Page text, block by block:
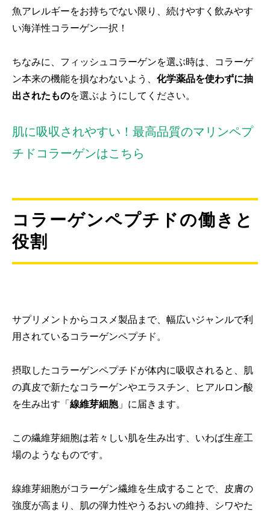
魚アレルギーをお持ちでない限り、続けやすく飲みやす
い海洋性コラーゲン一択！
ちなみに、フィッシュコラーゲンを選ぶ時は、コラーゲ
ン本来の機能を損なわないよう、 化学薬品を使わずに抽
出されたものを選ぶようにしてください。
肌に吸収されやすい！最高品質のマリンペプ
チドコラーゲンはこちら
コラーゲンペプチドの働きと
役割
サプリメントからコスメ製品まで、幅広いジャンルで利
用されているコラーゲンペプチド。
摂取したコラーゲンペプチドが体内に吸収されると、肌
の真皮で新たなコラーゲンやエラスチン、ヒアルロン酸
を生み出す「線維芽細胞」に届きます。
この繊維芽細胞は若々しい肌を生み出す、いわば生産工
場のようなものです。
線維芽細胞がコラーゲン繊維を生成することで、 皮膚の
強度が高まり、肌の弾力性やうるおいの維持、シワやた